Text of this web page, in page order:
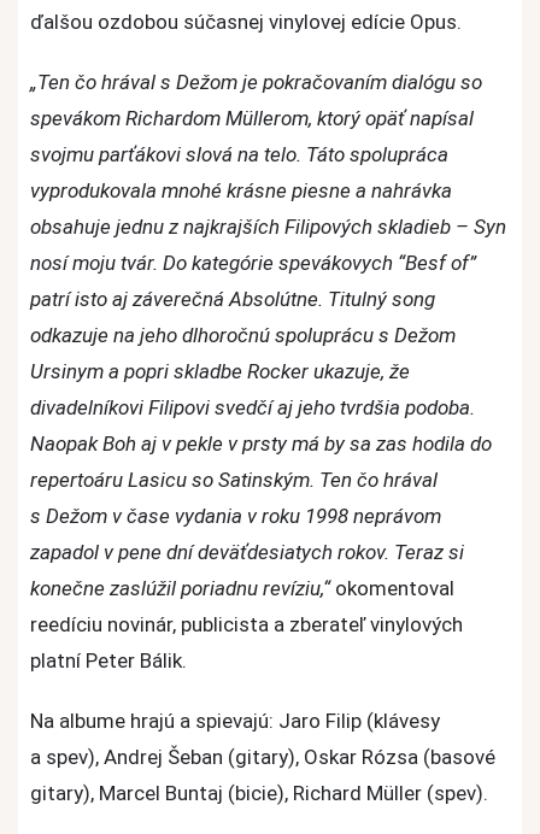
CD
ďalšou ozdobou súčasnej vinylovej edície Opus.
„Ten čo hrával s Dežom je pokračovaním dialógu so
spevákom Richardom Müllerom, ktorý opäť napísal
svojmu parťákovi slová na telo. Táto spolupráca
vyprodukovala mnohé krásne piesne a nahrávka
obsahuje jednu z najkrajších Filipových skladieb – Syn
nosí moju tvár. Do kategórie spevákovych “Besf of”
patrí isto aj záverečná Absolútne. Titulný song
odkazuje na jeho dlhoročnú spoluprácu s Dežom
Ursinym a popri skladbe Rocker ukazuje, že
divadelníkovi Filipovi svedčí aj jeho tvrdšia podoba.
Naopak Boh aj v pekle v prsty má by sa zas hodila do
repertoáru Lasicu so Satinským. Ten čo hrával
s Dežom v čase vydania v roku 1998 neprávom
zapadol v pene dní deväťdesiatych rokov. Teraz si
konečne zaslúžil poriadnu revíziu,“okomentoval
reedíciu novinár, publicista a zberateľ vinylových
platní Peter Bálik.
Na albume hrajú a spievajú: Jaro Filip (klávesy
a spev), Andrej Šeban (gitary), Oskar Rózsa (basové
gitary), Marcel Buntaj (bicie), Richard Müller (spev).